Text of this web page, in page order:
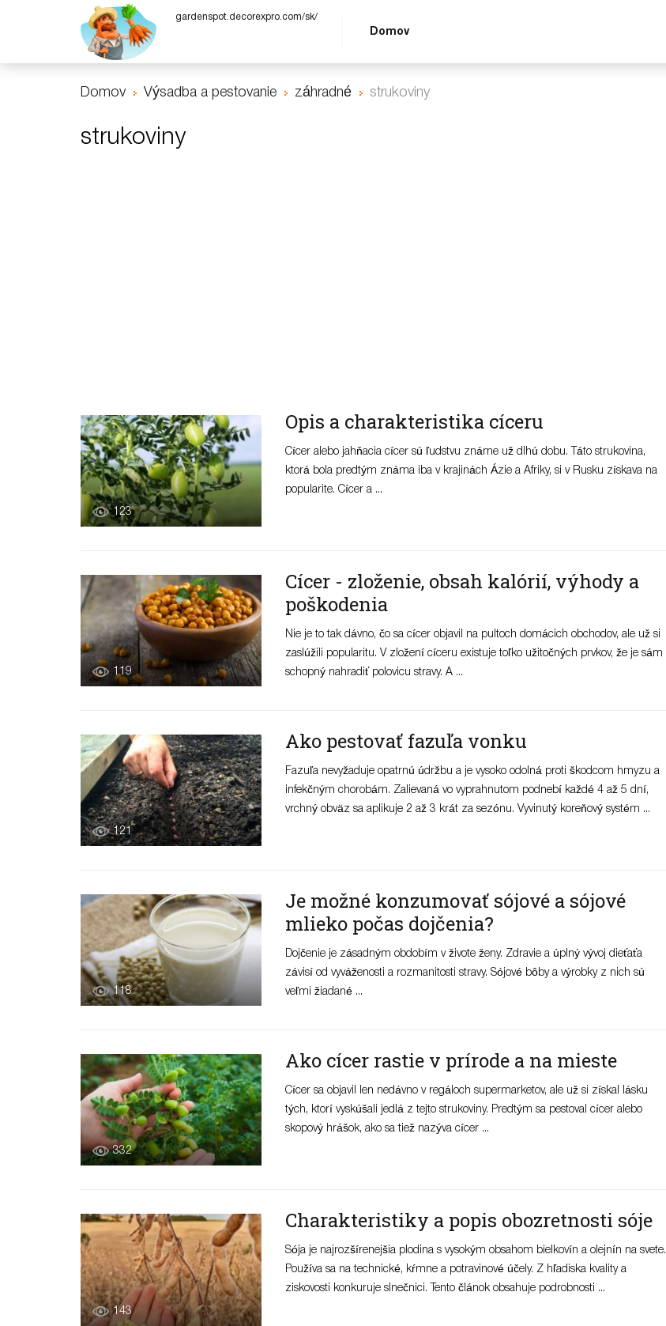
gardenspot.decorexpro.com/sk/
Domov
Domov Výsadba a pestovanie záhradné strukoviny
strukoviny
123
Opis a charakteristika cíceru
Cícer alebo jahňacia cícer sú ľudstvu známe už dlhú dobu. Táto strukovina,
ktorá bola predtým známa iba v krajinách Ázie a Afriky, si v Rusku získava na
popularite. Cícer a ...
119
Cícer - zloženie, obsah kalórií, výhody a
poškodenia
Nie je to tak dávno, čo sa cícer objavil na pultoch domácich obchodov, ale už si
zaslúžili popularitu. V zložení cíceru existuje toľko užitočných prvkov, že je sám
schopný nahradiť polovicu stravy. A ...
121
Ako pestovať fazuľa vonku
Fazuľa nevyžaduje opatrnú údržbu a je vysoko odolná proti škodcom hmyzu a
infekčným chorobám. Zalievaná vo vyprahnutom podnebí každé 4 až 5 dní,
vrchný obväz sa aplikuje 2 až 3 krát za sezónu. Vyvinutý koreňový systém ...
118
Je možné konzumovať sójové a sójové
mlieko počas dojčenia?
Dojčenie je zásadným obdobím v živote ženy. Zdravie a úplný vývoj dieťaťa
závisí od vyváženosti a rozmanitosti stravy. Sójové bôby a výrobky z nich sú
veľmi žiadané ...
332
Ako cícer rastie v prírode a na mieste
Cícer sa objavil len nedávno v regáloch supermarketov, ale už si získal lásku
tých, ktorí vyskúšali jedlá z tejto strukoviny. Predtým sa pestoval cícer alebo
skopový hrášok, ako sa tiež nazýva cícer ...
143
Charakteristiky a popis obozretnosti sóje
Sója je najrozšírenejšia plodina s vysokým obsahom bielkovín a olejnín na svete.
Používa sa na technické, kŕmne a potravinové účely. Z hľadiska kvality a
ziskovosti konkuruje slnečnici. Tento článok obsahuje podrobnosti ...